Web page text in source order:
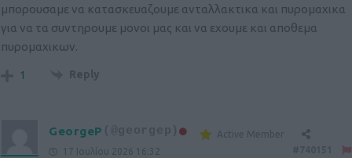
μπορουσαμε να κατασκευαζουμε ανταλλακτικα και πυρομαχικα
για να τα συντηρουμε μονοι μας και να εχουμε και αποθεμα
πυρομαχικων.
1 Reply
GeorgeP
Active Member
17 Ιουλίου 2026 16:32